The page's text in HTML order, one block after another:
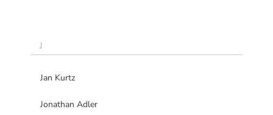
J
Jan Kurtz
Jonathan Adler